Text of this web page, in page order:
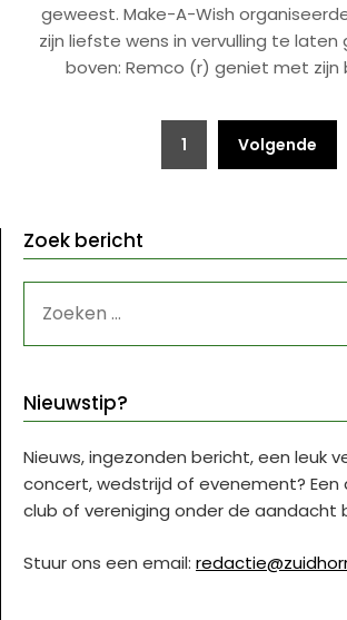
geweest. Make-A-Wish
zijn liefste wens in vervulling te laten
boven: Remco (r) geniet met zijn
1 Volgende
Zoek bericht
NAAR:
Nieuwstip?
Nieuws, ingezonden bericht, een leuk
concert, wedstrijd of evenement? Een
club of vereniging onder de aandacht
Stuur ons een email: